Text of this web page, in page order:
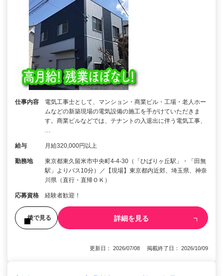
仕事内容
電気工事士として、マンション・商業ビル・工場・老人ホー
ムなどの新築現場の電気設備の施工を手がけていただきま
す。商業ビルなどでは、テナントの入退出に伴う電気工事、
給与 月給320,000円以上
勤務地
東京都東久留米市中央町4-4-30（「ひばりヶ丘駅」・「田無
駅」よりバス10分）／【現場】東京都内近郊、埼玉県、神奈
川県（直行・直帰ＯＫ）
応募資格 経験者歓迎！
後で見る 詳細を見る
更新日： 2026/07/08 掲載終了日： 2026/10/09